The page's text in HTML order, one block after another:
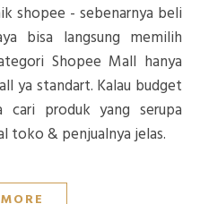
bisa langsung memilih
Shopee Mall hanya
ya standart. Kalau budget
cari produk yang serupa
toko & penjualnya jelas.